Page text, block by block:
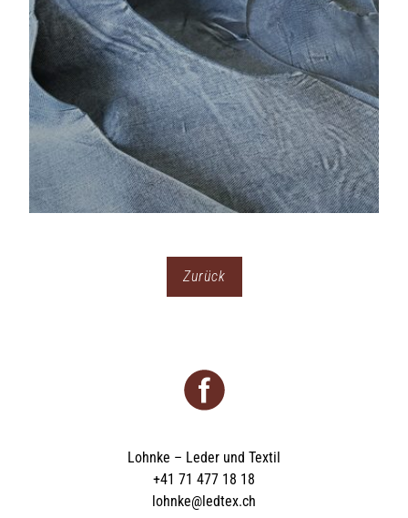
Zurück
Lohnke – Leder und Textil
+41 71 477 18 18
lohnke@ledtex.ch